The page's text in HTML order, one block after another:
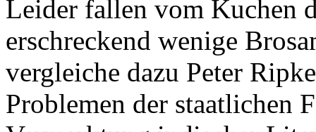
Leider fallen vom Kuchen
erschreckend wenige
vergleiche dazu Peter
Problemen der staatlichen